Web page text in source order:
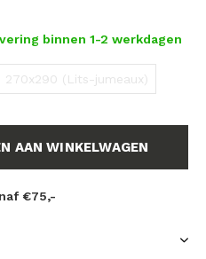
binnen 1-2 werkdagen
270x290 (Lits-jumeaux)
AAN WINKELWAGEN
€75,-